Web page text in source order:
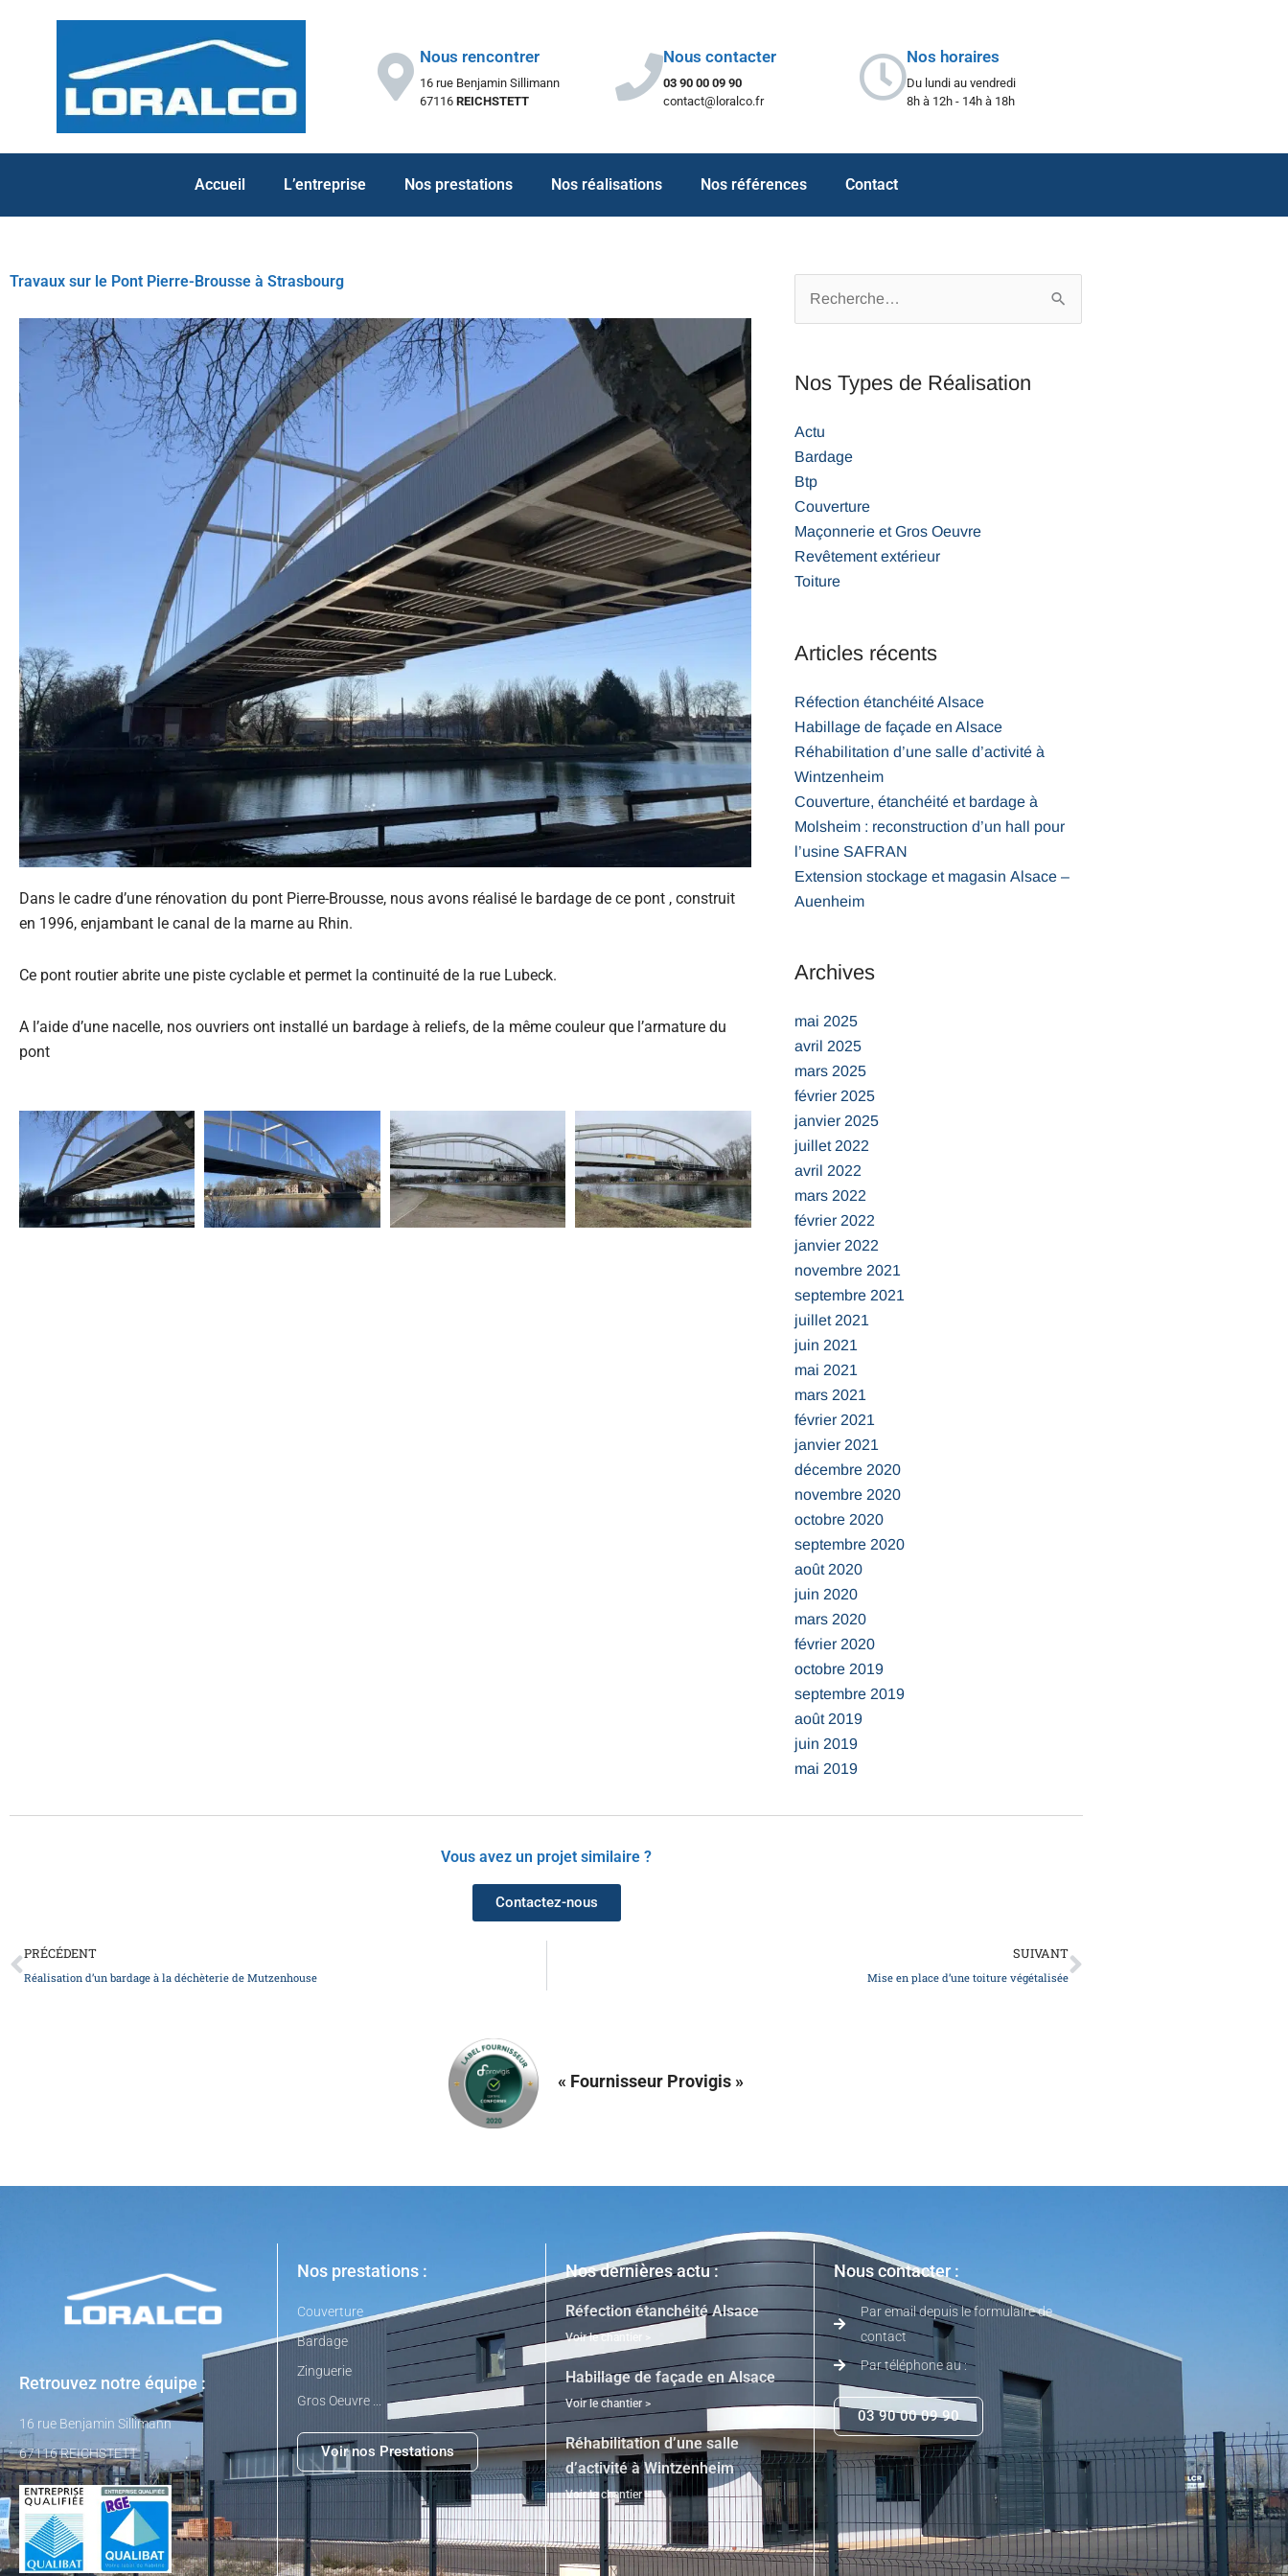
Nous rencontrer
16 rue Benjamin Sillimann
67116 REICHSTETT
Nous contacter
03 90 00 09 90
contact@loralco.fr
Nos horaires
Du lundi au vendredi
8h à 12h - 14h à 18h
Accueil L’entreprise Nos prestations Nos réalisations Nos références Contact
Travaux sur le Pont Pierre-Brousse à Strasbourg
Dans le cadre d’une rénovation du pont Pierre-Brousse, nous avons réalisé le bardage de ce pont , construit
en 1996, enjambant le canal de la marne au Rhin.
Ce pont routier abrite une piste cyclable et permet la continuité de la rue Lubeck.
A l’aide d’une nacelle, nos ouvriers ont installé un bardage à reliefs, de la même couleur que l’armature du
pont
Rechercher :
Nos Types de Réalisation
Actu
Bardage
Btp
Couverture
Maçonnerie et Gros Oeuvre
Revêtement extérieur
Toiture
Articles récents
Réfection étanchéité Alsace
Habillage de façade en Alsace
Réhabilitation d’une salle d’activité à
Wintzenheim
Couverture, étanchéité et bardage à
Molsheim : reconstruction d’un hall pour
l’usine SAFRAN
Extension stockage et magasin Alsace –
Auenheim
Archives
mai 2025
avril 2025
mars 2025
février 2025
janvier 2025
juillet 2022
avril 2022
mars 2022
février 2022
janvier 2022
novembre 2021
septembre 2021
juillet 2021
juin 2021
mai 2021
mars 2021
février 2021
janvier 2021
décembre 2020
novembre 2020
octobre 2020
septembre 2020
août 2020
juin 2020
mars 2020
février 2020
octobre 2019
septembre 2019
août 2019
juin 2019
mai 2019
Vous avez un projet similaire ?
Contactez-nous
Précédent
PRÉCÉDENT
Réalisation d’un bardage à la déchèterie de Mutzenhouse
SUIVANT
Mise en place d’une toiture végétalisée
Suivant
« Fournisseur Provigis »
Retrouvez notre équipe :
16 rue Benjamin Sillimann
67116 REICHSTETT
Nos prestations :
Couverture
Bardage
Zinguerie
Gros Oeuvre ...
Voir nos Prestations
Nos dernières actu :
Réfection étanchéité Alsace
Voir le chantier >
Habillage de façade en Alsace
Voir le chantier >
Réhabilitation d’une salle
d’activité à Wintzenheim
Voir le chantier >
Nous contacter :
Par email depuis le formulaire de
contact
Par téléphone au :
03 90 00 09 90